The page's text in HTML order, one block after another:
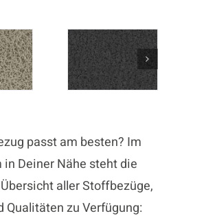
passt am besten? Im
in Deiner Nähe steht die
aller Stoffbezüge,
Qualitäten zu Verfügung: